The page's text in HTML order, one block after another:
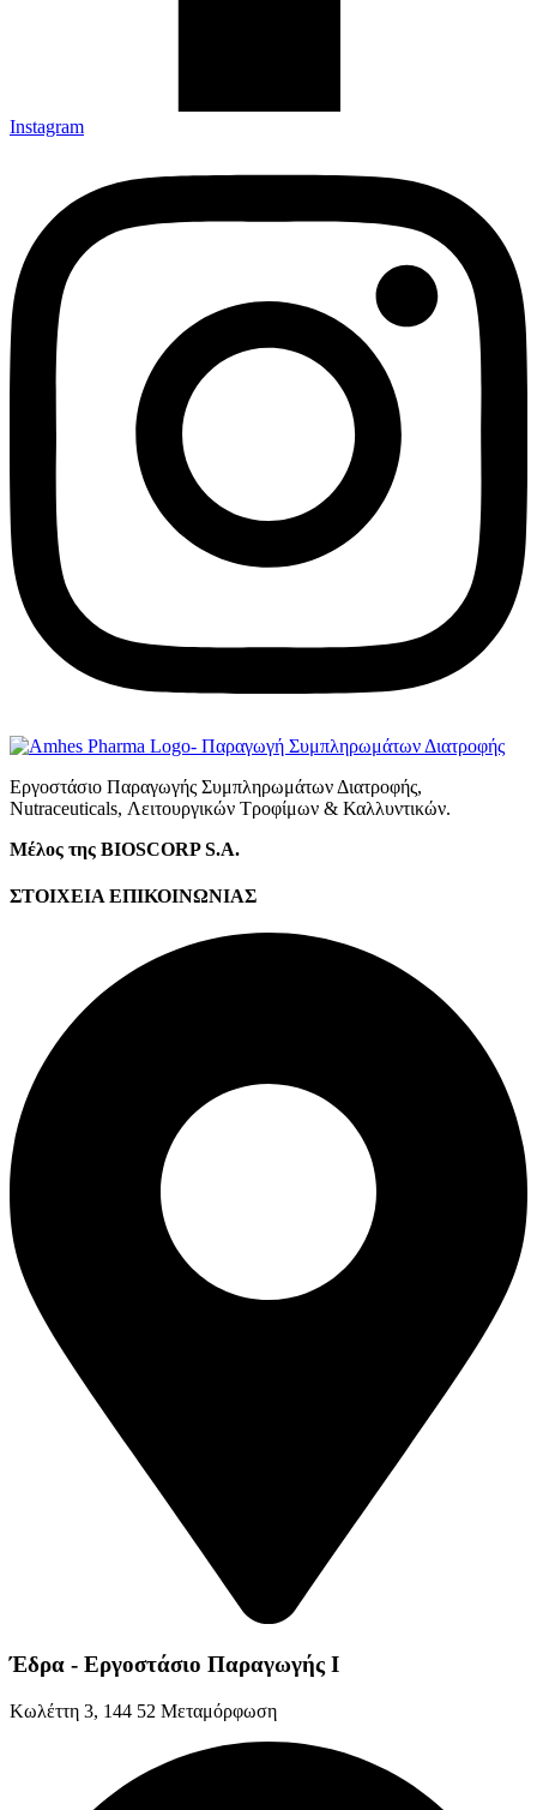
Instagram
Εργοστάσιο Παραγωγής Συμπληρωμάτων Διατροφής,
Νutraceuticals, Λειτουργικών Τροφίμων & Καλλυντικών.
Μέλος της BIOSCORP S.A.
ΣΤΟΙΧΕΙΑ ΕΠΙΚΟΙΝΩΝΙΑΣ
Έδρα - Εργοστάσιο Παραγωγής Ι
Kωλέττη 3, 144 52 Μεταμόρφωση